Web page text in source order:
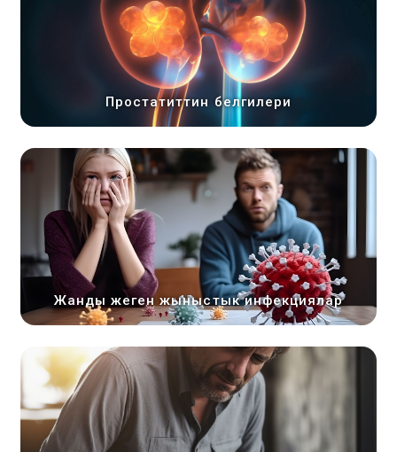
Простатиттин белгилери
Жанды жеген жыныстык инфекциялар